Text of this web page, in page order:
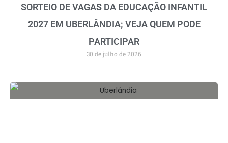
SORTEIO DE VAGAS DA EDUCAÇÃO INFANTIL
2027 EM UBERLÂNDIA; VEJA QUEM PODE
PARTICIPAR
30 de julho de 2026